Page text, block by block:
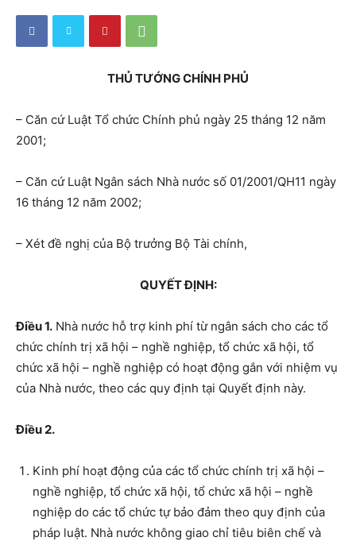
THỦ TƯỚNG CHÍNH PHỦ
– Căn cứ Luật Tổ chức Chính phủ ngày 25 tháng 12 năm
2001;
– Căn cứ Luật Ngân sách Nhà nước số 01/2001/QH11 ngày
16 tháng 12 năm 2002;
– Xét đề nghị của Bộ trưởng Bộ Tài chính,
QUYẾT ĐỊNH:
Điều 1. Nhà nước hỗ trợ kinh phí từ ngân sách cho các tổ
chức chính trị xã hội – nghề nghiệp, tổ chức xã hội, tổ
chức xã hội – nghề nghiệp có hoạt động gắn với nhiệm vụ
của Nhà nước, theo các quy định tại Quyết định này.
Điều 2.
Kinh phí hoạt động của các tổ chức chính trị xã hội –
nghề nghiệp, tổ chức xã hội, tổ chức xã hội – nghề
nghiệp do các tổ chức tự bảo đảm theo quy định của
pháp luật. Nhà nước không giao chỉ tiêu biên chế và